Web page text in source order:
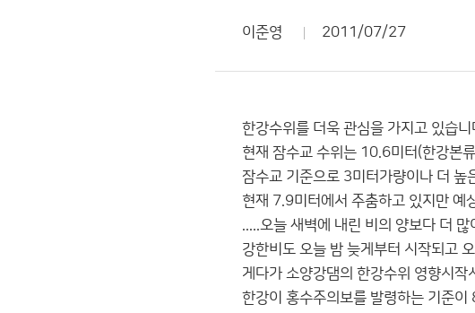
이준영 2011/07/27
한강수위를 더욱 관심을 가지고 있습니
현재 잠수교 수위는 10.6미터(한강본
잠수교 기준으로 3미터가량이나 더 높
현재 7.9미터에서 주춤하고 있지만 예
.....오늘 새벽에 내린 비의 양보다 더
강한비도 오늘 밤 늦게부터 시작되고
게다가 소양강댐의 한강수위 영향시
한강이 홍수주의보를 발령하는 기준